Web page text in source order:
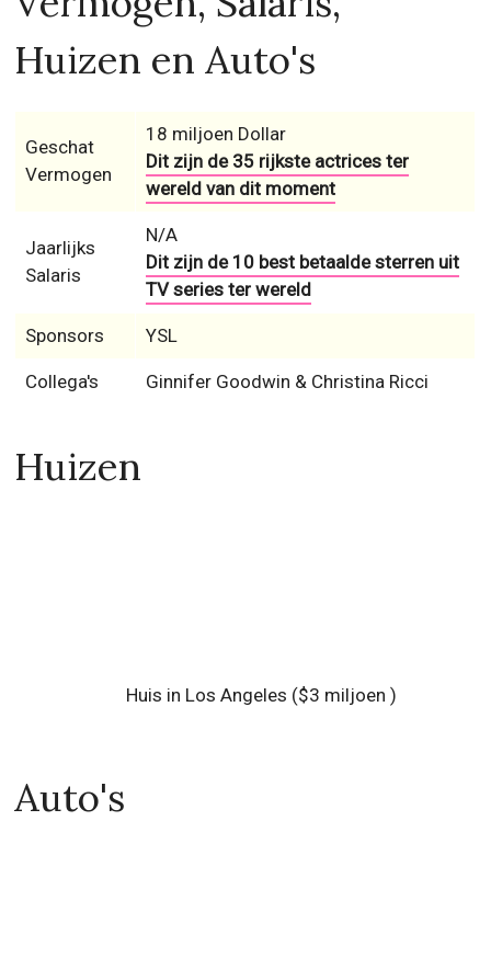
Huizen en Auto's
Geschat
Vermogen
18 miljoen Dollar
Dit zijn de 35 rijkste actrices ter
wereld van dit moment
Jaarlijks
Salaris
N/A
Dit zijn de 10 best betaalde sterren uit
TV series ter wereld
Sponsors YSL
Collega's Ginnifer Goodwin & Christina Ricci
Huizen
Huis in Los Angeles ($3 miljoen )
Auto's